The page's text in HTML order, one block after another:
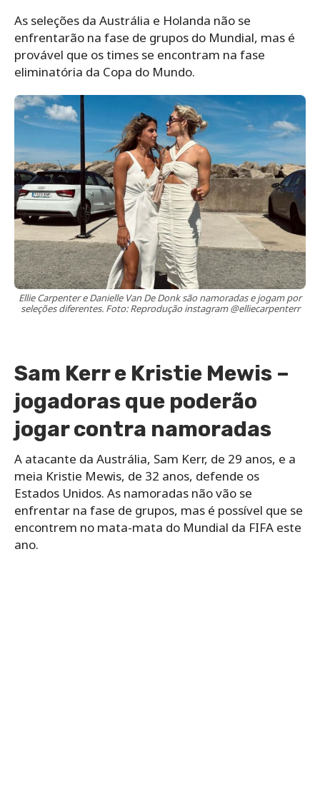
As seleções da Austrália e Holanda não se
enfrentarão na fase de grupos do Mundial, mas é
provável que os times se encontram na fase
eliminatória da Copa do Mundo.
Ellie Carpenter e Danielle Van De Donk são namoradas e jogam por
seleções diferentes. Foto: Reprodução instagram @elliecarpenterr
Sam Kerr e Kristie Mewis –
jogadoras que poderão
jogar contra namoradas
A atacante da Austrália, Sam Kerr, de 29 anos, e a
meia Kristie Mewis, de 32 anos, defende os
Estados Unidos. As namoradas não vão se
enfrentar na fase de grupos, mas é possível que se
encontrem no mata-mata do Mundial da FIFA este
ano.